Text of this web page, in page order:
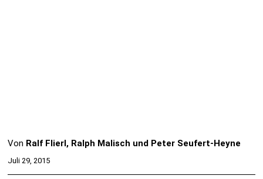
Von Ralf Flierl, Ralph Malisch und Peter Seufert-Heyne
Juli 29, 2015